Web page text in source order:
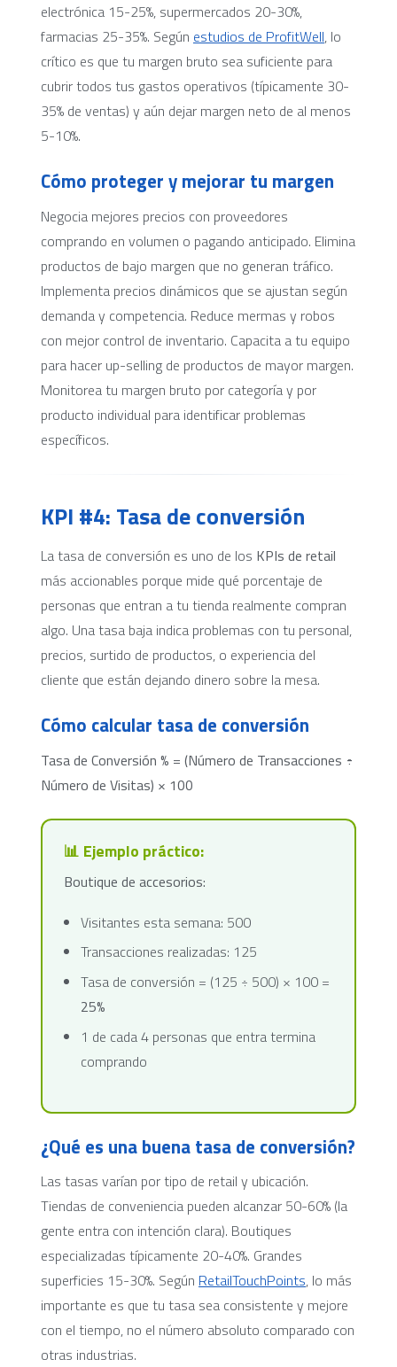
electrónica 15-25%, supermercados 20-30%,
farmacias 25-35%. Según estudios de ProfitWell, lo
crítico es que tu margen bruto sea suficiente para
cubrir todos tus gastos operativos (típicamente 30-
35% de ventas) y aún dejar margen neto de al menos
5-10%.
Cómo proteger y mejorar tu margen
Negocia mejores precios con proveedores
comprando en volumen o pagando anticipado. Elimina
productos de bajo margen que no generan tráfico.
Implementa precios dinámicos que se ajustan según
demanda y competencia. Reduce mermas y robos
con mejor control de inventario. Capacita a tu equipo
para hacer up-selling de productos de mayor margen.
Monitorea tu margen bruto por categoría y por
producto individual para identificar problemas
específicos.
KPI #4: Tasa de conversión
La tasa de conversión es uno de los KPIs de retail
más accionables porque mide qué porcentaje de
personas que entran a tu tienda realmente compran
algo. Una tasa baja indica problemas con tu personal,
precios, surtido de productos, o experiencia del
cliente que están dejando dinero sobre la mesa.
Cómo calcular tasa de conversión
Tasa de Conversión % = (Número de Transacciones ÷
Número de Visitas) × 100
📊 Ejemplo práctico:
Boutique de accesorios:
Visitantes esta semana: 500
Transacciones realizadas: 125
Tasa de conversión = (125 ÷ 500) × 100 =
25%
1 de cada 4 personas que entra termina
comprando
¿Qué es una buena tasa de conversión?
Las tasas varían por tipo de retail y ubicación.
Tiendas de conveniencia pueden alcanzar 50-60% (la
gente entra con intención clara). Boutiques
especializadas típicamente 20-40%. Grandes
superficies 15-30%. Según RetailTouchPoints, lo más
importante es que tu tasa sea consistente y mejore
con el tiempo, no el número absoluto comparado con
otras industrias.